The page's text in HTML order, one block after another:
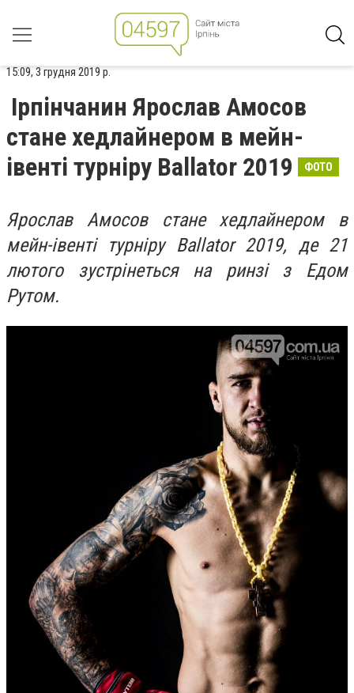
15:09, 3 грудня 2019 р.
Ірпінчанин Ярослав Амосов
стане хедлайнером в мейн-
івенті турніру Ballator 2019
ФОТО
Ярослав Амосов стане хедлайнером в
мейн-івенті турніру Ballator 2019, де 21
лютого зустрінеться на ринзі з Едом
Рутом.